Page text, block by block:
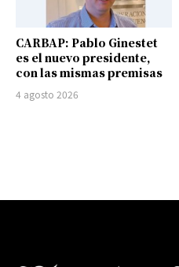
CARBAP: Pablo Ginestet
es el nuevo presidente,
con las mismas premisas
4 agosto 2026